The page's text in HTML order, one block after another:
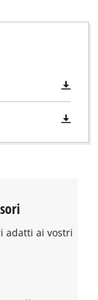
adatti ai vostri